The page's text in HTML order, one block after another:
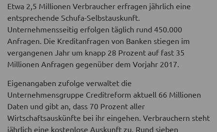
Etwa 2,5 Millionen Verbraucher erfragen jährlich eine
entsprechende Schufa-Selbstauskunft.
Unternehmensseitig erfolgen täglich rund 450.000
Anfragen. Die Kreditanfragen von Banken stiegen im
vergangenen Jahr um knapp 28 Prozent auf fast 35
Millionen Anfragen gegenüber dem Vorjahr 2017.
Eigenangaben zufolge verwaltet die
Unternehmensgruppe Creditreform aktuell 66 Millionen
Daten und gibt an, dass 70 Prozent aller
Wirtschaftsauskünfte bei ihr eingehen. Verbrauchern steht
jährlich eine kostenlose Auskunft zu. Rund sieben